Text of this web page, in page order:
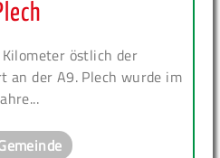
östlich der
an der A9. Plech wurde im